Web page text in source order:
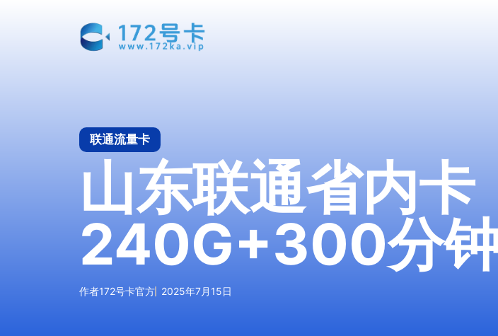
联通流量卡
山东联通省内
240G+300分
作者172号卡官方 2025年7月15日